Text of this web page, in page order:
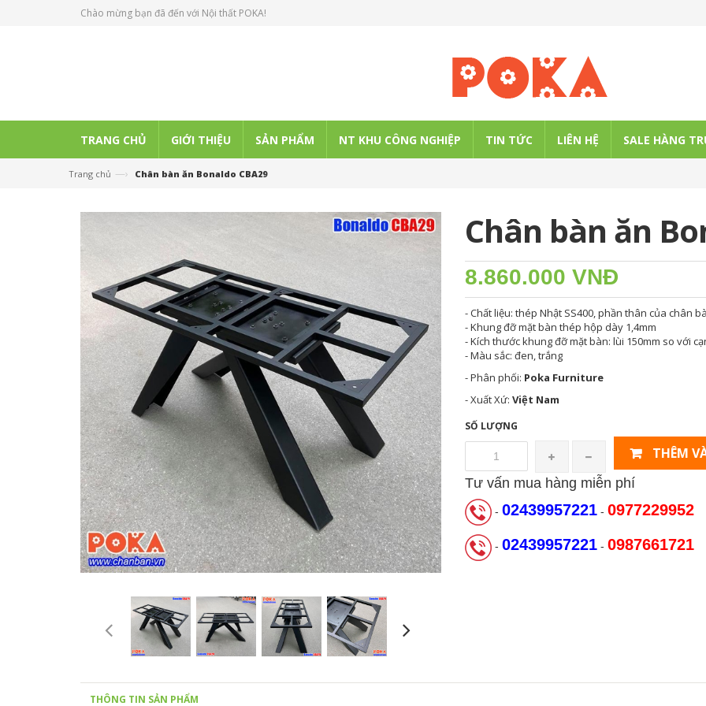
Chào mừng bạn đã đến với Nội thất POKA!
TRANG CHỦ GIỚI THIỆU SẢN PHẨM NT KHU CÔNG NGHIỆP TIN TỨC LIÊN HỆ SALE HÀNG
Trang chủ —› Chân bàn ăn Bonaldo CBA29
Chân bàn ăn
8.860.000 VNĐ
- Chất liệu: thép Nhật SS400, phần thân của chân
- Khung đỡ mặt bàn thép hộp dày 1,4mm
- Kích thước khung đỡ mặt bàn: lùi 150mm so với
- Màu sắc: đen, trắng
- Phân phối: Poka Furniture
- Xuất Xứ: Việt Nam
SỐ LƯỢNG
THÊM
Tư vấn mua hàng miễn phí
- 02439957221- 0977229952
- 02439957221- 0987661721
THÔNG TIN SẢN PHẨM